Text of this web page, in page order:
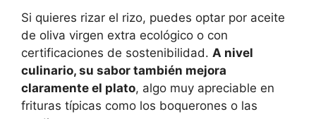
Si quieres rizar el rizo, puedes optar por aceite
de oliva virgen extra ecológico o con
certificaciones de sostenibilidad. A nivel
culinario, su sabor también mejora
claramente el plato, algo muy apreciable en
frituras típicas como los boquerones o las